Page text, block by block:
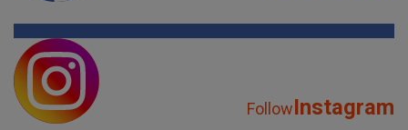
FollowInstagram